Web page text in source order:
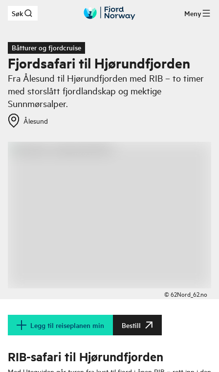
Hopp til hovedinnhold
Søk Meny
Båtturer og fjordcruise
Fjordsafari til Hjørundfjorden
Fra Ålesund til Hjørundfjorden med RIB – to timer
med storslått fjordlandskap og mektige
Sunnmørsalper.
Ålesund
© 62Nord_62.no
Legg til reiseplanen min Bestill
RIB-safari til Hjørundfjorden